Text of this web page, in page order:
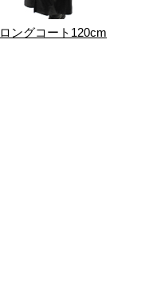
ロングコート120cm